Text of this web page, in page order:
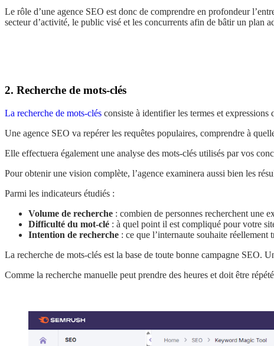
Le rôle d’une agence SEO est donc de comprendre en profondeur
secteur d’activité, le public visé et les concurrents afin de bâtir un plan
2. Recherche de mots-clés
La recherche de mots-clés consiste à identifier les termes et
Une agence SEO va repérer les requêtes populaires, comprendre à
Elle effectuera également une analyse des mots-clés utilisés par vos
Pour obtenir une vision complète, l’agence examinera aussi bien les
Parmi les indicateurs étudiés :
Volume de recherche : combien de personnes recherchent une
Difficulté du mot-clé : à quel point il est compliqué pour votre
Intention de recherche : ce que l’internaute souhaite réellement
La recherche de mots-clés est la base de toute bonne campagne SEO.
Comme la recherche manuelle peut prendre des heures et doit être